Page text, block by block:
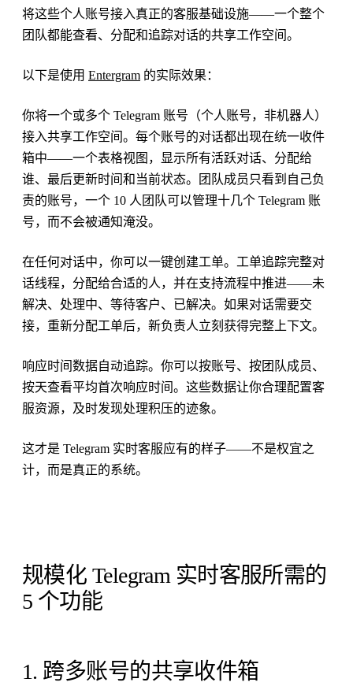
将这些个人账号接入真正的客服基础设施——一个整个
团队都能查看、分配和追踪对话的共享工作空间。
以下是使用 Entergram 的实际效果：
你将一个或多个 Telegram 账号（个人账号，非机器人）
接入共享工作空间。每个账号的对话都出现在统一收件
箱中——一个表格视图，显示所有活跃对话、分配给
谁、最后更新时间和当前状态。团队成员只看到自己负
责的账号，一个 10 人团队可以管理十几个 Telegram 账
号，而不会被通知淹没。
在任何对话中，你可以一键创建工单。工单追踪完整对
话线程，分配给合适的人，并在支持流程中推进——未
解决、处理中、等待客户、已解决。如果对话需要交
接，重新分配工单后，新负责人立刻获得完整上下文。
响应时间数据自动追踪。你可以按账号、按团队成员、
按天查看平均首次响应时间。这些数据让你合理配置客
服资源，及时发现处理积压的迹象。
这才是 Telegram 实时客服应有的样子——不是权宜之
计，而是真正的系统。
规模化 Telegram 实时客服所需的
5 个功能
1. 跨多账号的共享收件箱